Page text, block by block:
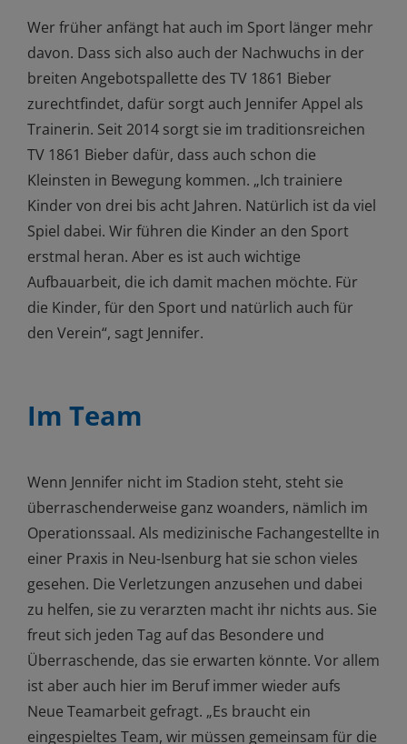
Wer früher anfängt hat auch im Sport länger mehr
davon. Dass sich also auch der Nachwuchs in der
breiten Angebotspallette des TV 1861 Bieber
zurechtfindet, dafür sorgt auch Jennifer Appel als
Trainerin. Seit 2014 sorgt sie im traditionsreichen
TV 1861 Bieber dafür, dass auch schon die
Kleinsten in Bewegung kommen. „Ich trainiere
Kinder von drei bis acht Jahren. Natürlich ist da viel
Spiel dabei. Wir führen die Kinder an den Sport
erstmal heran. Aber es ist auch wichtige
Aufbauarbeit, die ich damit machen möchte. Für
die Kinder, für den Sport und natürlich auch für
den Verein“, sagt Jennifer.
Im Team
Wenn Jennifer nicht im Stadion steht, steht sie
überraschenderweise ganz woanders, nämlich im
Operationssaal. Als medizinische Fachangestellte in
einer Praxis in Neu-Isenburg hat sie schon vieles
gesehen. Die Verletzungen anzusehen und dabei
zu helfen, sie zu verarzten macht ihr nichts aus. Sie
freut sich jeden Tag auf das Besondere und
Überraschende, das sie erwarten könnte. Vor allem
ist aber auch hier im Beruf immer wieder aufs
Neue Teamarbeit gefragt. „Es braucht ein
eingespieltes Team, wir müssen gemeinsam für die